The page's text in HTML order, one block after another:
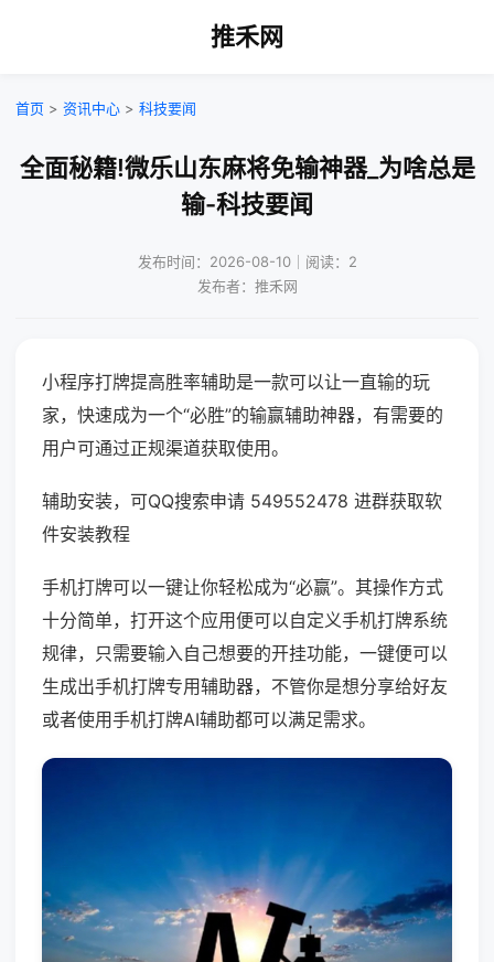
推禾网
首页 > 资讯中心 > 科技要闻
全面秘籍!微乐山东麻将免输神器_为啥总是
输-科技要闻
发布时间：2026-08-10｜阅读：2
发布者：推禾网
小程序打牌提高胜率辅助是一款可以让一直输的玩
家，快速成为一个“必胜”的输赢辅助神器，有需要的
用户可通过正规渠道获取使用。
辅助安装，可QQ搜索申请 549552478 进群获取软
件安装教程
手机打牌可以一键让你轻松成为“必赢”。其操作方式
十分简单，打开这个应用便可以自定义手机打牌系统
规律，只需要输入自己想要的开挂功能，一键便可以
生成出手机打牌专用辅助器，不管你是想分享给好友
或者使用手机打牌AI辅助都可以满足需求。